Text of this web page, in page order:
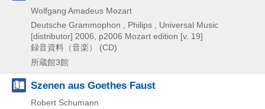
Wolfgang Amadeus Mozart
Deutsche Grammophon , Philips , Universal Music
[distributor] 2006, p2006 Mozart edition [v. 19]
録音資料（音楽） (CD)
所蔵館3館
Szenen aus Goethes Faust
Robert Schumann